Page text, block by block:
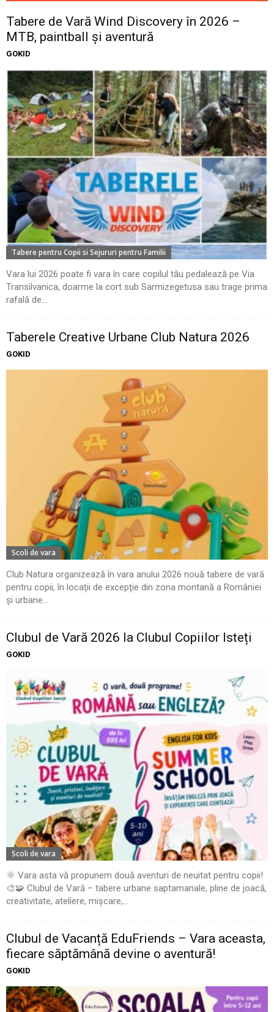
Tabere de Vară Wind Discovery în 2026 –
MTB, paintball și aventură
GOKID
Tabere pentru Copii si Sejururi pentru Familii
Vara lui 2026 poate fi vara în care copilul tău pedalează pe Via
Transilvanica, doarme la cort sub Sarmizegetusa sau trage prima
rafală de...
Taberele Creative Urbane Club Natura 2026
GOKID
Scoli de vara
Club Natura organizează în vara anului 2026 nouă tabere de vară
pentru copii, în locații de excepție din zona montană a României
și urbane...
Clubul de Vară 2026 la Clubul Copiilor Isteți
GOKID
Scoli de vara
🌞 Vara asta vă propunem două aventuri de neuitat pentru copii!
🎨🧩 Clubul de Vară – tabere urbane saptamanale, pline de joacă,
creativitate, ateliere, mișcare,...
Clubul de Vacanță EduFriends – Vara aceasta,
fiecare săptămână devine o aventură!
GOKID